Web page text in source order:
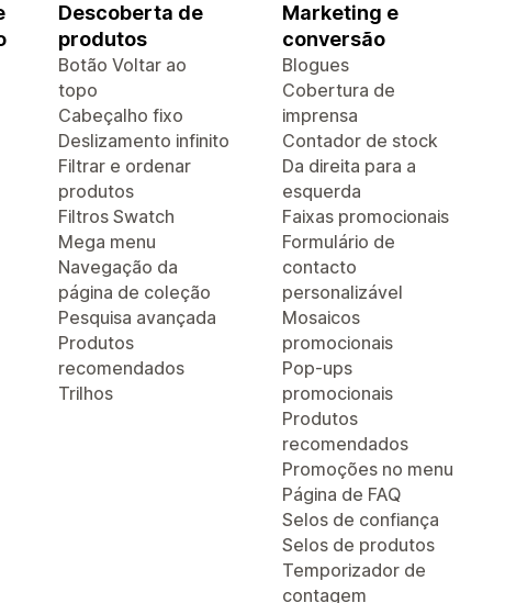
Descoberta de
produtos
Botão Voltar ao
topo
Cabeçalho fixo
Deslizamento infinito
Filtrar e ordenar
produtos
Filtros Swatch
Mega menu
Navegação da
página de coleção
Pesquisa avançada
Produtos
recomendados
Trilhos
Marketing e
conversão
Blogues
Cobertura de
imprensa
Contador de stock
Da direita para a
esquerda
Faixas promocionais
Formulário de
contacto
personalizável
Mosaicos
promocionais
Pop-ups
promocionais
Produtos
recomendados
Promoções no menu
Página de FAQ
Selos de confiança
Selos de produtos
Temporizador de
contagem